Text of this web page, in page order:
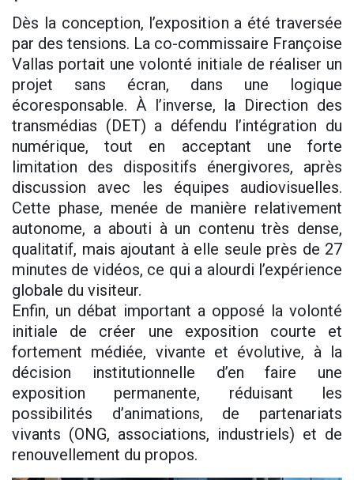
Dès la conception, l’exposition a été traversée
par des tensions. La co-commissaire Françoise
Vallas portait une volonté initiale de réaliser un
projet sans écran, dans une logique
écoresponsable. À l’inverse, la Direction des
transmédias (DET) a défendu l’intégration du
numérique, tout en acceptant une forte
limitation des dispositifs énergivores, après
discussion avec les équipes audiovisuelles.
Cette phase, menée de manière relativement
autonome, a abouti à un contenu très dense,
qualitatif, mais ajoutant à elle seule près de 27
minutes de vidéos, ce qui a alourdi l’expérience
globale du visiteur.
Enfin, un débat important a opposé la volonté
initiale de créer une exposition courte et
fortement médiée, vivante et évolutive, à la
décision institutionnelle d’en faire une
exposition permanente, réduisant les
possibilités d’animations, de partenariats
vivants (ONG, associations, industriels) et de
renouvellement du propos.